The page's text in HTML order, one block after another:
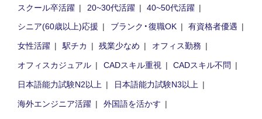
スクール卒活躍
20~30代活躍
40~50代活躍
シニア(60歳以上)応援
ブランク・復職OK
有資格者優遇
女性活躍
駅チカ 残業少なめ
オフィス勤務
オフィスカジュアル
CADスキル重視
CADスキル不問
日本語能力試験N2以上
日本語能力試験N3以上
海外エンジニア活躍
外国語を活かす